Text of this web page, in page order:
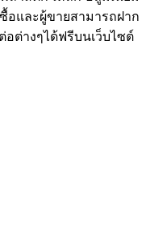
และผู้ขายสามารถฝาก
ต่างๆได้ฟรีบนเว็บไซต์